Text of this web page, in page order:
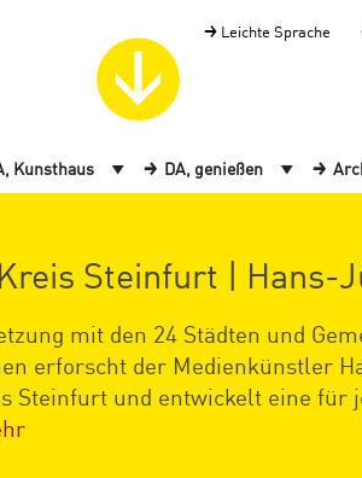
Leichte Sprache
Kunsthaus DA, genießen
Steinfurt | Hans-
mit den 24 Städten und
erforscht der Medienkünstler
Steinfurt und entwickelt eine für